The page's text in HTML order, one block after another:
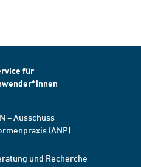
für
– Ausschuss
(ANP)
und Recherche